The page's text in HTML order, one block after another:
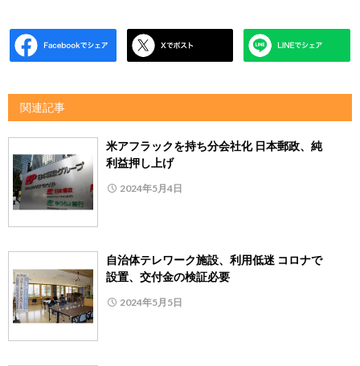
関連記事
米アフラックを持ち分会社化 日本郵政、純
利益押し上げ
2024年5月4日
自治体テレワーク施設、利用低迷 コロナで
設置、交付金の検証必要
2024年5月5日